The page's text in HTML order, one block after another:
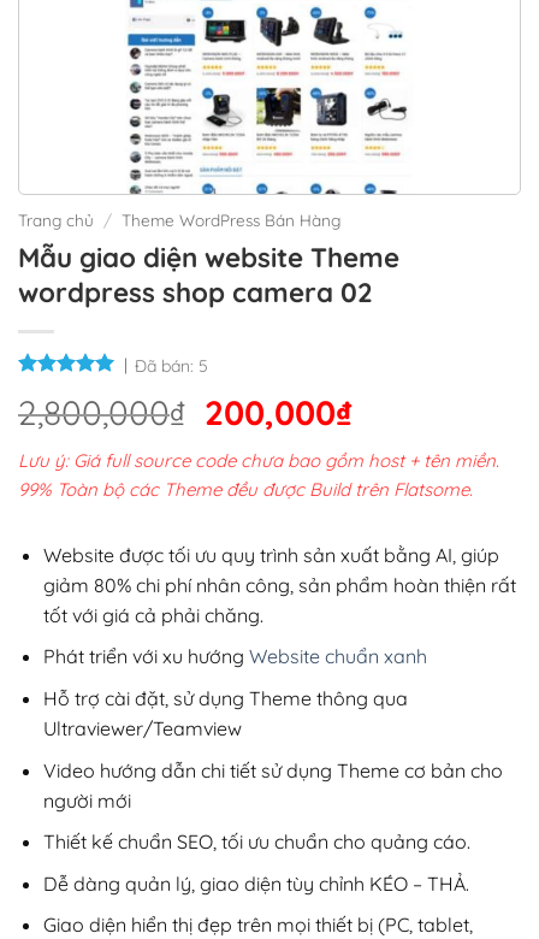
Trang chủ / Theme WordPress Bán Hàng
Mẫu giao diện website Theme
wordpress shop camera 02
Đã bán: 5
2,800,000₫ Giá
gốc
là:
2,800,000₫.
200,000₫Giá
hiện
tại
200,000₫.
Lưu ý: Giá full source code chưa bao gồm host + tên miền.
99% Toàn bộ các Theme đều được Build trên Flatsome.
Website được tối ưu quy trình sản xuất bằng AI, giúp
giảm 80% chi phí nhân công, sản phẩm hoàn thiện rất
tốt với giá cả phải chăng.
Phát triển với xu hướng Website chuẩn xanh
Hỗ trợ cài đặt, sử dụng Theme thông qua
Ultraviewer/Teamview
Video hướng dẫn chi tiết sử dụng Theme cơ bản cho
người mới
Thiết kế chuẩn SEO, tối ưu chuẩn cho quảng cáo.
Dễ dàng quản lý, giao diện tùy chỉnh KÉO – THẢ.
Giao diện hiển thị đẹp trên mọi thiết bị (PC, tablet,